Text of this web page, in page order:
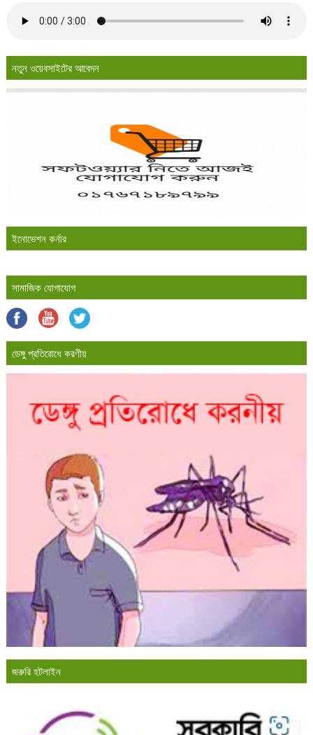
নতুন ওয়েবসাইটের আবেদন
ইনোভেশন কর্নার
সামাজিক যোগাযোগ
ডেঙ্গু প্রতিরোধে করণীয়
জরুরি হটলাইন